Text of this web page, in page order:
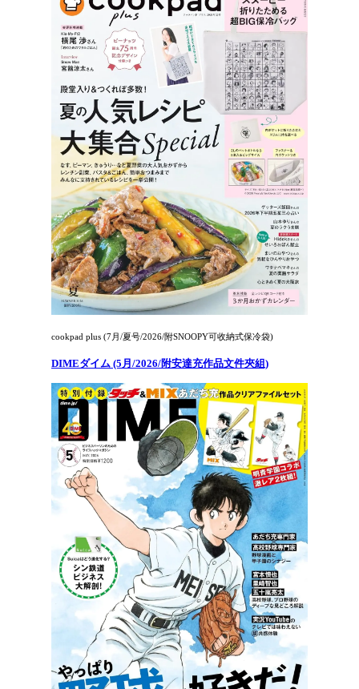
cookpad plus (7月/夏号/2026/附SNOOPY可收納式保冷袋)
DIMEダイム (5月/2026/附安達充作品文件夾組)